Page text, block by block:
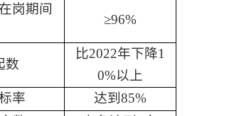
岗期间
≥96%
数
比2022年下降1
0%以上
率 达到 85%